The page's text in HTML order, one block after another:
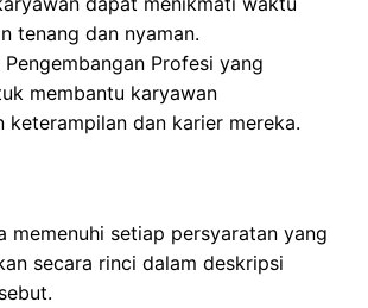
tenang dan nyaman.
Pengembangan Profesi yang
membantu karyawan
keterampilan dan karier mereka.
memenuhi setiap persyaratan yang
secara rinci dalam deskripsi